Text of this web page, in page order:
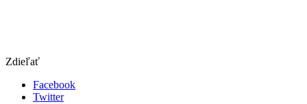
Zdieľať
Facebook
Twitter